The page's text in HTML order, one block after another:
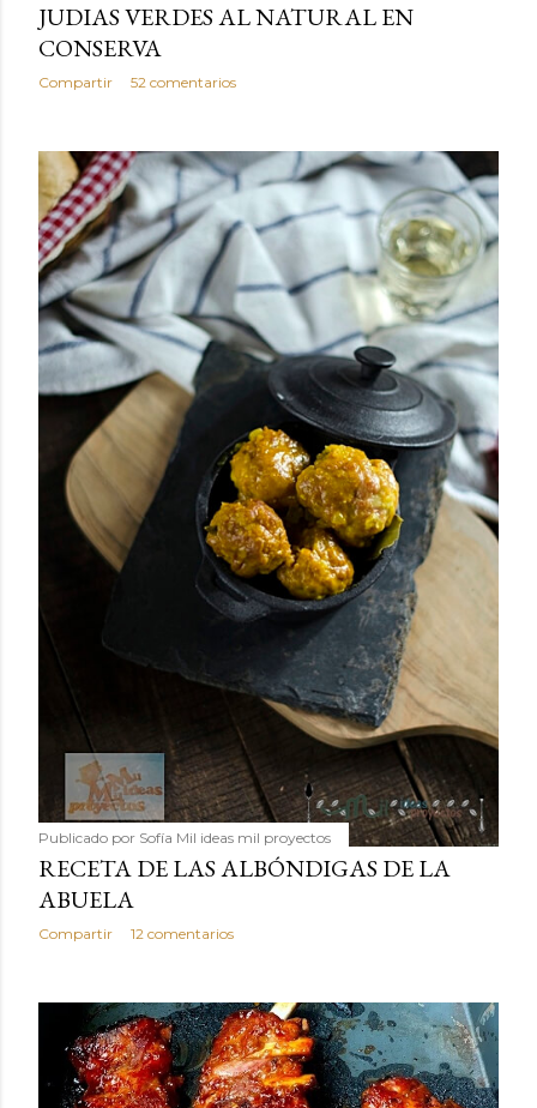
JUDIAS VERDES AL NATURAL EN
CONSERVA
Compartir 52 comentarios
Publicado por Sofía Mil ideas mil proyectos
RECETA DE LAS ALBÓNDIGAS DE LA
ABUELA
Compartir 12 comentarios